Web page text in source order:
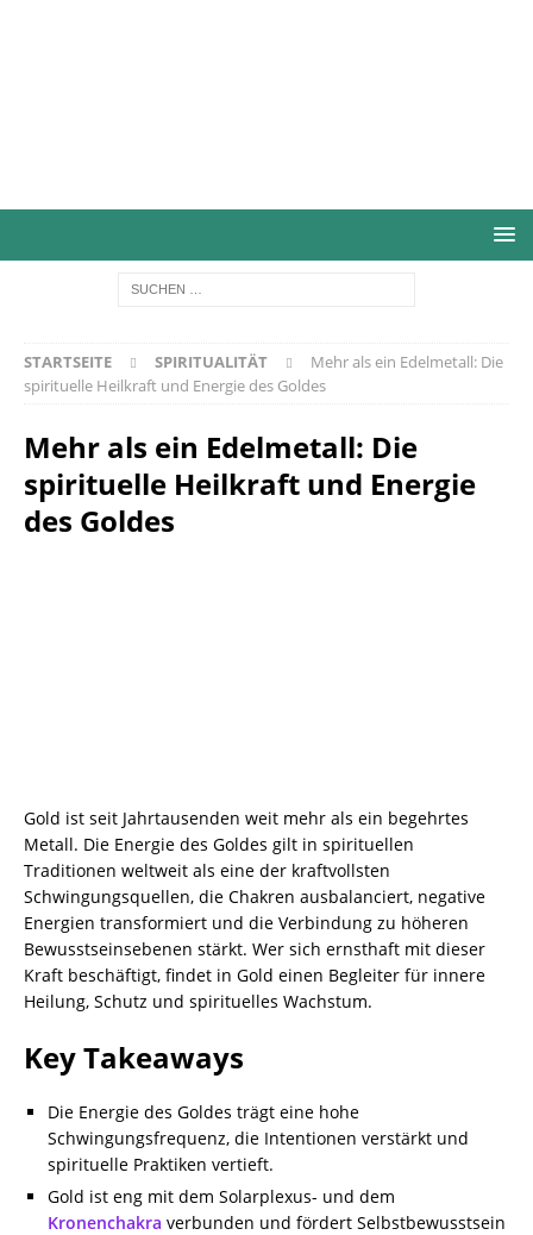
STARTSEITE SPIRITUALITÄT
Mehr als ein Edelmetall: Die
spirituelle Heilkraft und Energie des Goldes
Mehr als ein Edelmetall: Die
spirituelle Heilkraft und Energie
des Goldes
Gold ist seit Jahrtausenden weit mehr als ein begehrtes
Metall. Die Energie des Goldes gilt in spirituellen
Traditionen weltweit als eine der kraftvollsten
Schwingungsquellen, die Chakren ausbalanciert, negative
Energien transformiert und die Verbindung zu höheren
Bewusstseinsebenen stärkt. Wer sich ernsthaft mit dieser
Kraft beschäftigt, findet in Gold einen Begleiter für innere
Heilung, Schutz und spirituelles Wachstum.
Key Takeaways
Die Energie des Goldes trägt eine hohe
Schwingungsfrequenz, die Intentionen verstärkt und
spirituelle Praktiken vertieft.
Gold ist eng mit dem Solarplexus- und dem
Kronenchakra verbunden und fördert Selbstbewusstsein